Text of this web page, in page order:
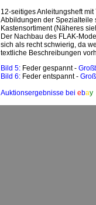
12-seitiges Anleitungsheft
Abbildungen der Spezialteile
Kastensortiment (Näheres
Der Nachbau des FLAK-
sich als recht schwierig, da
textliche Beschreibungen
Bild 5: Feder gespannt -
Bild 6: Feder entspannt -
Auktionsergebnisse bei ebay